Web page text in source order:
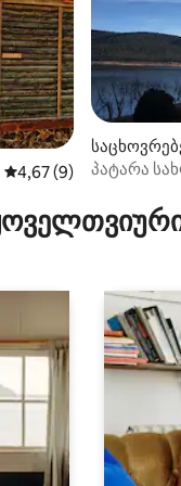
საშუალო შეფასებაა
4,67 (9)
რიჩი)
პატარა